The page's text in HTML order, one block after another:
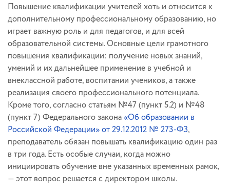
Повышение квалификации учителей хоть и относится к
дополнительному профессиональному образованию, но
играет важную роль и для педагогов, и для всей
образовательной системы. Основные цели грамотного
повышения квалификации: получение новых знаний,
умений и их дальнейшее применение в учебной и
внеклассной работе, воспитании учеников, а также
реализация своего профессионального потенциала.
Кроме того, согласно статьям №47 (пункт 5.2) и №48
(пункт 7) Федерального закона«Об образовании в
Российской Федерации» от 29.12.2012 № 273-ФЗ,
преподаватель обязан повышать квалификацию один раз
в три года. Есть особые случаи, когда можно
инициировать обучение вне указанных временных рамок,
— этот вопрос решается с директором школы.